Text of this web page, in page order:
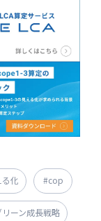
化 #cop
ーン成長戦略